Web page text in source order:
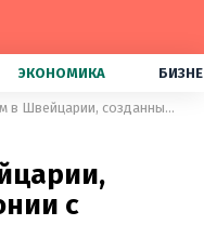
ЭКОНОМИКА
Горный дом в Швейцарии, созданный в гармонии с природой: фото
с